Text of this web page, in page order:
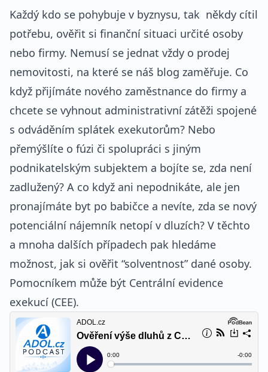
Každý kdo se pohybuje v byznysu, tak někdy cítil
potřebu, ověřit si finanční situaci určité osoby
nebo firmy. Nemusí se jednat vždy o prodej
nemovitosti, na které se náš blog zaměřuje. Co
když přijímáte nového zaměstnance do firmy a
chcete se vyhnout administrativní zátěži spojené
s odváděním splátek exekutorům? Nebo
přemýšlíte o fúzi či spolupráci s jiným
podnikatelským subjektem a bojíte se, zda není
zadlužený? A co když ani nepodnikáte, ale jen
pronajímáte byt po babičce a nevíte, zda se nový
potenciální nájemník netopí v dluzích? V těchto
a mnoha dalších případech pak hledáme
možnost, jak si ověřit “solventnost” dané osoby.
Pomocníkem může být Centrální evidence
exekucí (CEE).